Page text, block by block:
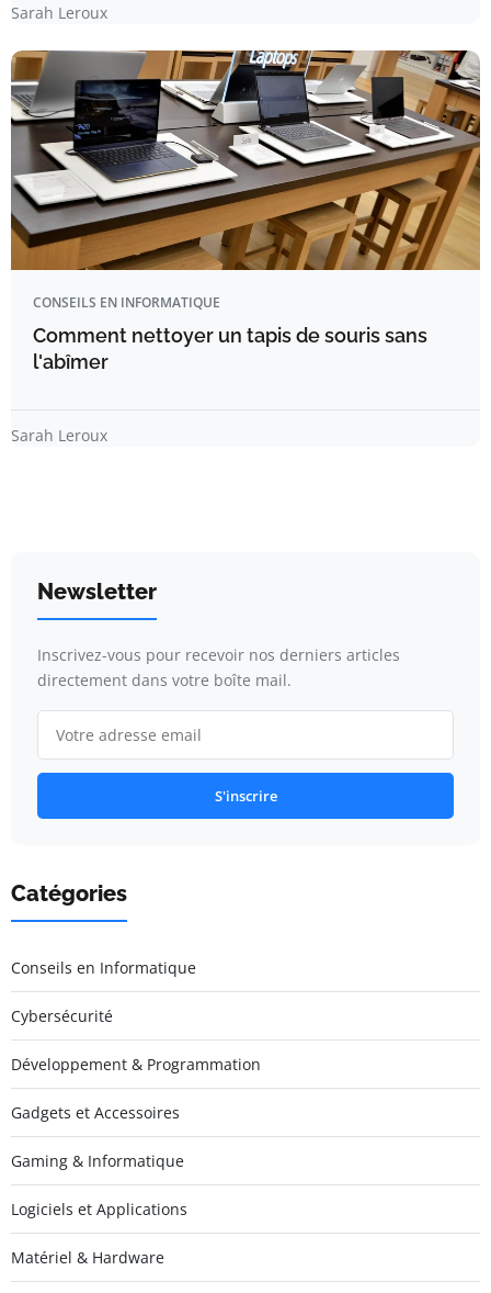
Sarah Leroux
CONSEILS EN INFORMATIQUE
Comment nettoyer un tapis de souris sans
l'abîmer
Sarah Leroux
Newsletter
Inscrivez-vous pour recevoir nos derniers articles
directement dans votre boîte mail.
S'inscrire
Catégories
Conseils en Informatique
Cybersécurité
Développement & Programmation
Gadgets et Accessoires
Gaming & Informatique
Logiciels et Applications
Matériel & Hardware